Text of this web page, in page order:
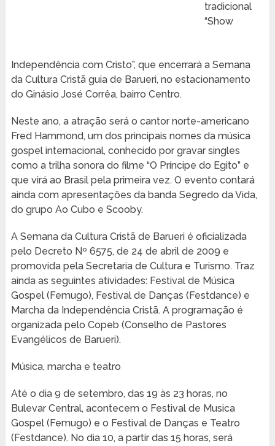
tradicional
“Show
Independência com Cristo”, que encerrará a Semana
da Cultura Cristã guia de Barueri, no estacionamento
do Ginásio José Corrêa, bairro Centro.
Neste ano, a atração será o cantor norte-americano
Fred Hammond, um dos principais nomes da música
gospel internacional, conhecido por gravar singles
como a trilha sonora do filme “O Príncipe do Egito” e
que virá ao Brasil pela primeira vez. O evento contará
ainda com apresentações da banda Segredo da Vida,
do grupo Ao Cubo e Scooby.
A Semana da Cultura Cristã de Barueri é oficializada
pelo Decreto Nº 6575, de 24 de abril de 2009 e
promovida pela Secretaria de Cultura e Turismo. Traz
ainda as seguintes atividades: Festival de Música
Gospel (Femugo), Festival de Danças (Festdance) e
Marcha da Independência Cristã. A programação é
organizada pelo Copeb (Conselho de Pastores
Evangélicos de Barueri).
Música, marcha e teatro
Até o dia 9 de setembro, das 19 às 23 horas, no
Bulevar Central, acontecem o Festival de Musica
Gospel (Femugo) e o Festival de Danças e Teatro
(Festdance). No dia 10, a partir das 15 horas, será